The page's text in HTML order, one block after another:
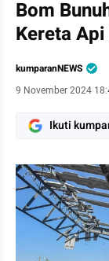
Bom
Kereta
kumparanNEWS
9 November 2024
Ikuti